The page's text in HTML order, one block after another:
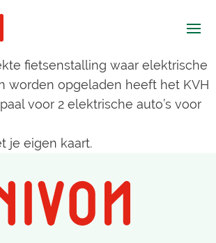
fietsenstalling waar elektrische
worden opgeladen heeft het KVH
voor 2 elektrische auto’s voor
je eigen kaart.